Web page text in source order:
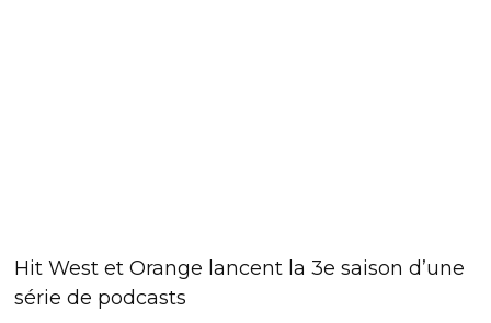
Hit West et Orange lancent la 3e saison d’une
série de podcasts